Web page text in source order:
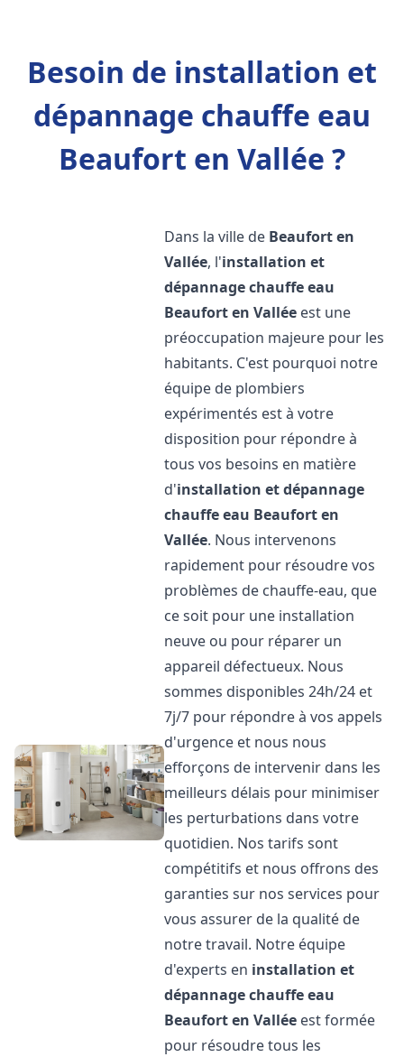
Besoin de installation et
dépannage chauffe eau
Beaufort en Vallée ?
Dans la ville de Beaufort en
Vallée, l'installation et
dépannage chauffe eau
Beaufort en Vallée est une
préoccupation majeure pour les
habitants. C'est pourquoi notre
équipe de plombiers
expérimentés est à votre
disposition pour répondre à
tous vos besoins en matière
d'installation et dépannage
chauffe eau Beaufort en
Vallée. Nous intervenons
rapidement pour résoudre vos
problèmes de chauffe-eau, que
ce soit pour une installation
neuve ou pour réparer un
appareil défectueux. Nous
sommes disponibles 24h/24 et
7j/7 pour répondre à vos appels
d'urgence et nous nous
efforçons de intervenir dans les
meilleurs délais pour minimiser
les perturbations dans votre
quotidien. Nos tarifs sont
compétitifs et nous offrons des
garanties sur nos services pour
vous assurer de la qualité de
notre travail. Notre équipe
d'experts en installation et
dépannage chauffe eau
Beaufort en Vallée est formée
pour résoudre tous les